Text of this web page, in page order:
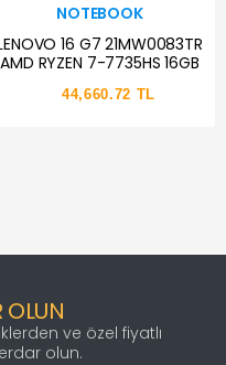
NOTEBOOK
16 G7 21MW0083TR
AMD RYZEN 7-7735HS 16GB
44,660.72 TL
OLUN
ve özel fiyatlı
olun.